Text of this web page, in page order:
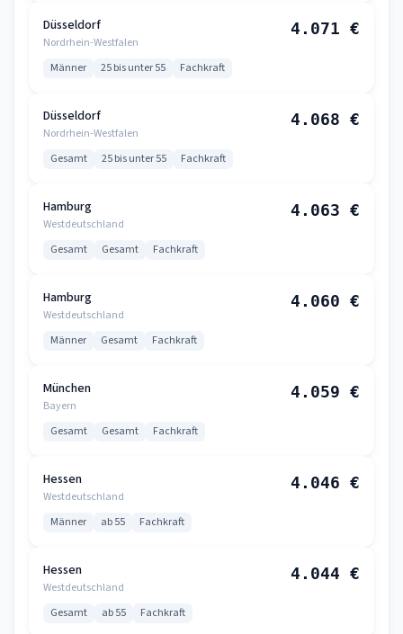
Düsseldorf
Nordrhein-Westfalen
4.071 €
Männer 25 bis unter 55 Fachkraft
Düsseldorf
Nordrhein-Westfalen
4.068 €
Gesamt 25 bis unter 55 Fachkraft
Hamburg
Westdeutschland
4.063 €
Gesamt Gesamt Fachkraft
Hamburg
Westdeutschland
4.060 €
Männer Gesamt Fachkraft
München
Bayern
4.059 €
Gesamt Gesamt Fachkraft
Hessen
Westdeutschland
4.046 €
Männer ab 55 Fachkraft
Hessen
Westdeutschland
4.044 €
Gesamt ab 55 Fachkraft